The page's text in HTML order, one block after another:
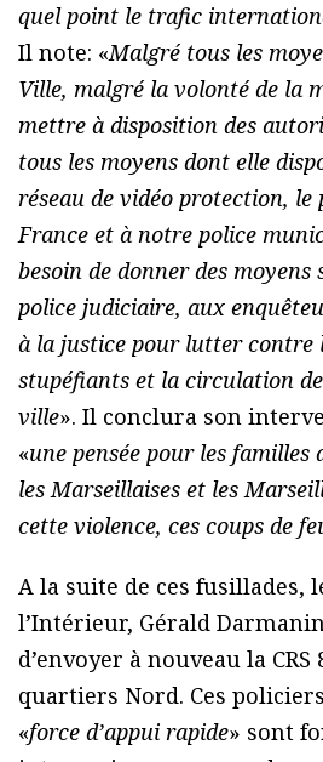
quel point le trafic
Il note: «Malgré tous les
Ville, malgré la volonté de la
mettre à disposition des
tous les moyens dont elle
réseau de vidéo protection, le
France et à notre police
besoin de donner des
police judiciaire, aux
à la justice pour lutter contre
stupéfiants et la circulation
ville». Il conclura son
«une pensée pour les familles
les Marseillaises et les
cette violence, ces coups de
A la suite de ces fusillades,
l’Intérieur, Gérald
d’envoyer à nouveau la CRS
quartiers Nord. Ces
«force d’appui rapide» sont